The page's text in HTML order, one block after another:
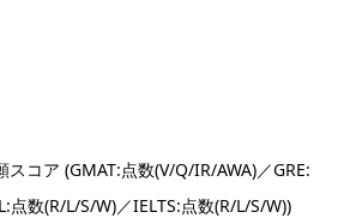
コア (GMAT:点数(V/Q/IR/AWA)／GRE:
点数(R/L/S/W)／IELTS:点数(R/L/S/W))